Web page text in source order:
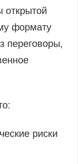
открытой
формату
переговоры,
риски